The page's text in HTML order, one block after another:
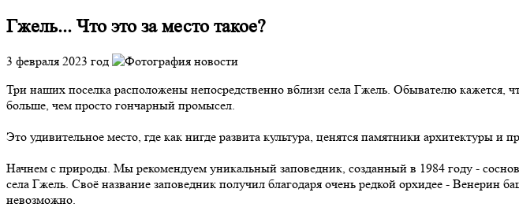
Гжель... Что это за место такое?
3 февраля 2023 год
Три наших поселка расположены непосредственно вблизи села Гжель. Обывателю кажется,
больше, чем просто гончарный промысел.
Это удивительное место, где как нигде развита культура, ценятся памятники архитектуры и
Начнем с природы. Мы рекомендуем уникальный заповедник, созданный в 1984 году -
села Гжель. Своё название заповедник получил благодаря очень редкой орхидее -
невозможно.